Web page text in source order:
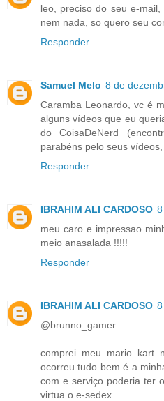
leo, preciso do seu e-
nem nada, so quero seu
Responder
Samuel Melo 8 de
Caramba Leonardo, vc é
alguns vídeos que eu
do CoisaDeNerd
parabéns pelo seus
Responder
IBRAHIM ALI CARDOSO
meu caro e impressao
meio anasalada !!!!!
Responder
IBRAHIM ALI CARDOSO
@brunno_gamer
comprei meu mario kart
ocorreu tudo bem é a
com e serviço poderia ter
virtua o e-sedex